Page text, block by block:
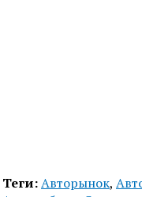
Теги:Авторынок,